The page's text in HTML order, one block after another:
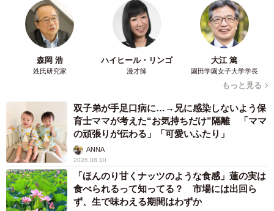
森岡 浩
姓氏研究家
ハイヒール・リンゴ
漫才師
大江 篤
園田学園女子大学学長
もっと見る
双子弟が手足口病に…→兄に感染しないよう保
育士ママが考えた“お気持ちだけ”隔離 「ママ
の頑張りが伝わる」「可愛いふたり」
ANNA
2026.08.10
「ほんのり甘くナッツのような食感」蓮の実は
食べられるって知ってる？ 市場には出回ら
ず、生で味わえる期間はわずか